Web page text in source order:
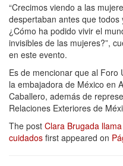
“Crecimos viendo a las
despertaban antes que
¿Cómo ha podido vivir el
invisibles de las mujeres?”,
en este evento.
Es de mencionar que al Foro
la embajadora de México en
Caballero, además de
Relaciones Exteriores de
The post Clara Brugada
cuidados first appeared on